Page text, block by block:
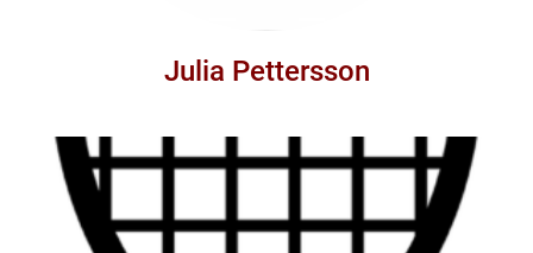
Julia Pettersson